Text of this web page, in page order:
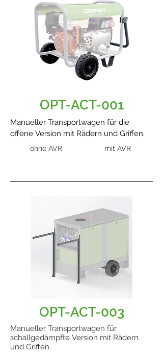
OPT-ACT-001
Manueller Transportwagen für die
offene Version mit Rädern und Griffen.
ohne AVR mit AVR
OPT-ACT-003
Manueller Transportwagen für
schallgedämpfte Version mit Rädern
und Griffen.